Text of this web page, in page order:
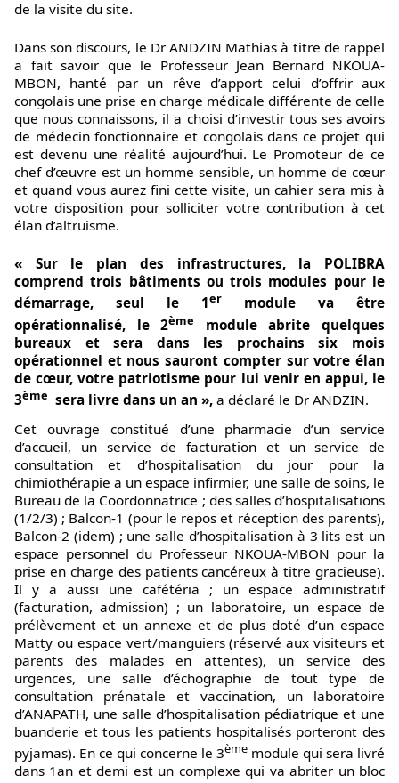
de la visite du site.
Dans son discours, le Dr ANDZIN Mathias à titre de rappel
a fait savoir que le Professeur Jean Bernard NKOUA-
MBON, hanté par un rêve d’apport celui d’offrir aux
congolais une prise en charge médicale différente de celle
que nous connaissons, il a choisi d’investir tous ses avoirs
de médecin fonctionnaire et congolais dans ce projet qui
est devenu une réalité aujourd’hui. Le Promoteur de ce
chef d’œuvre est un homme sensible, un homme de cœur
et quand vous aurez fini cette visite, un cahier sera mis à
votre disposition pour solliciter votre contribution à cet
élan d’altruisme.
« Sur le plan des infrastructures, la POLIBRA
comprend trois bâtiments ou trois modules pour le
démarrage, seul le 1er module va être
opérationnalisé, le 2ème
module abrite quelques
bureaux et sera dans les prochains six mois
opérationnel et nous sauront compter sur votre élan
de cœur, votre patriotisme pour lui venir en appui, le
3ème sera livre dans un an », a déclaré le Dr ANDZIN.
Cet ouvrage constitué d’une pharmacie d’un service
d’accueil, un service de facturation et un service de
consultation et d’hospitalisation du jour pour la
chimiothérapie a un espace infirmier, une salle de soins, le
Bureau de la Coordonnatrice ; des salles d’hospitalisations
(1/2/3) ; Balcon-1 (pour le repos et réception des parents),
Balcon-2 (idem) ; une salle d’hospitalisation à 3 lits est un
espace personnel du Professeur NKOUA-MBON pour la
prise en charge des patients cancéreux à titre gracieuse).
Il y a aussi une cafétéria ; un espace administratif
(facturation, admission) ; un laboratoire, un espace de
prélèvement et un annexe et de plus doté d’un espace
Matty ou espace vert/manguiers (réservé aux visiteurs et
parents des malades en attentes), un service des
urgences, une salle d’échographie de tout type de
consultation prénatale et vaccination, un laboratoire
d’ANAPATH, une salle d’hospitalisation pédiatrique et une
buanderie et tous les patients hospitalisés porteront des
pyjamas). En ce qui concerne le 3ème module qui sera livré
dans 1an et demi est un complexe qui va abriter un bloc